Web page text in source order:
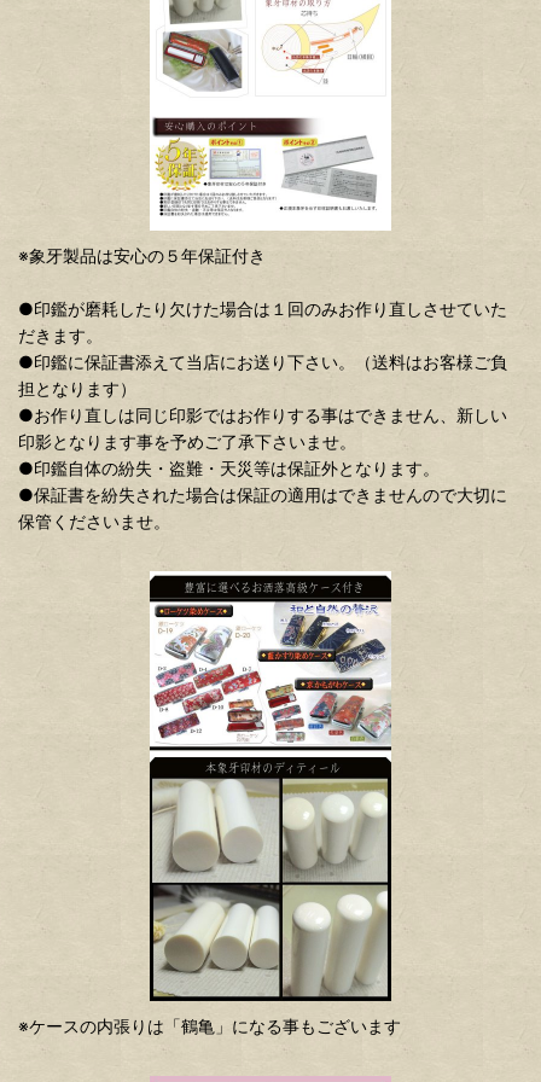
※象牙製品は安心の５年保証付き
●印鑑が磨耗したり欠けた場合は１回のみお作り直しさせていた
だきます。
●印鑑に保証書添えて当店にお送り下さい。（送料はお客様ご負
担となります）
●お作り直しは同じ印影ではお作りする事はできません、新しい
印影となります事を予めご了承下さいませ。
●印鑑自体の紛失・盗難・天災等は保証外となります。
●保証書を紛失された場合は保証の適用はできませんので大切に
保管くださいませ。
※ケースの内張りは「鶴亀」になる事もございます